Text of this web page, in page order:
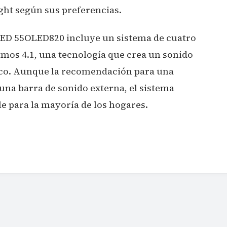
según sus preferencias.
55OLED820 incluye un sistema de cuatro
4.1, una tecnología que crea un sonido
Aunque la recomendación para una
barra de sonido externa, el sistema
para la mayoría de los hogares.